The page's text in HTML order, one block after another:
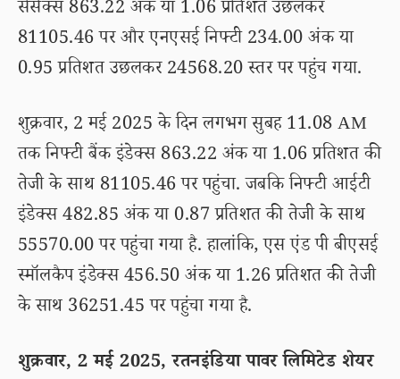
सेंसेक्स 863.22 अंक या 1.06 प्रतिशत उछलकर
81105.46 पर और एनएसई निफ्टी 234.00 अंक या
0.95 प्रतिशत उछलकर 24568.20 स्तर पर पहुंच गया.
शुक्रवार, 2 मई 2025 के दिन लगभग सुबह 11.08 AM
तक निफ्टी बैंक इंडेक्स 863.22 अंक या 1.06 प्रतिशत की
तेजी के साथ 81105.46 पर पहुंचा. जबकि निफ्टी आईटी
इंडेक्स 482.85 अंक या 0.87 प्रतिशत की तेजी के साथ
55570.00 पर पहुंचा गया है. हालांकि, एस एंड पी बीएसई
स्मॉलकैप इंडेक्स 456.50 अंक या 1.26 प्रतिशत की तेजी
के साथ 36251.45 पर पहुंचा गया है.
शुक्रवार, 2 मई 2025, रतनइंडिया पावर लिमिटेड शेयर